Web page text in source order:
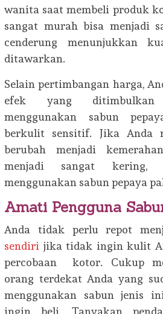
wanita saat membeli produk
sangat murah bisa menjadi
cenderung menunjukkan
ditawarkan.
Selain pertimbangan harga,
efek yang ditimbulkan
menggunakan sabun
berkulit sensitif. Jika Anda
berubah menjadi
menjadi sangat
menggunakan sabun pepaya
Amati Pengguna
Anda tidak perlu repot
sendiri jika tidak ingin kulit
percobaan kotor. Cukup
orang terdekat Anda yang
menggunakan sabun jenis
ingin beli. Tanyakan